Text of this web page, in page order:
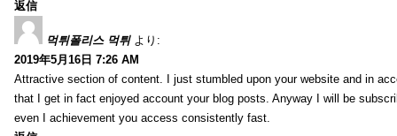
返信
먹튀폴리스 먹튀 より:
2019年5月16日 7:26 AM
Attractive section of content. I just stumbled upon your website and in
that I get in fact enjoyed account your blog posts. Anyway I will be
even I achievement you access consistently fast.